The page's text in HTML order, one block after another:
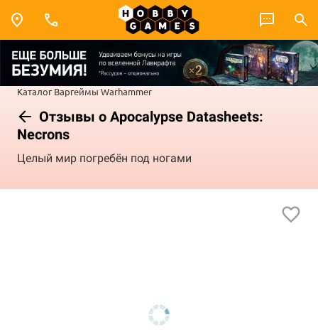
Каталог Варгеймы Warhammer
Отзывы о Apocalypse Datasheets:
Necrons
Целый мир погребён под ногами